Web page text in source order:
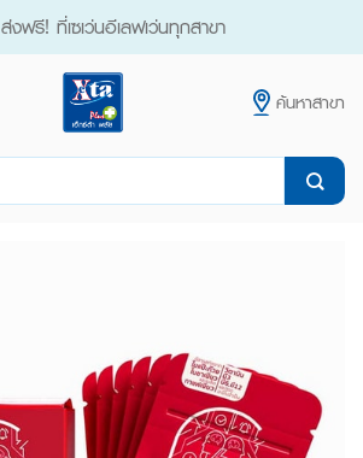
ส่งฟรี! ที่เซเว่นอีเลฟเว่นทุกสาขา
ค้นหาสาขา